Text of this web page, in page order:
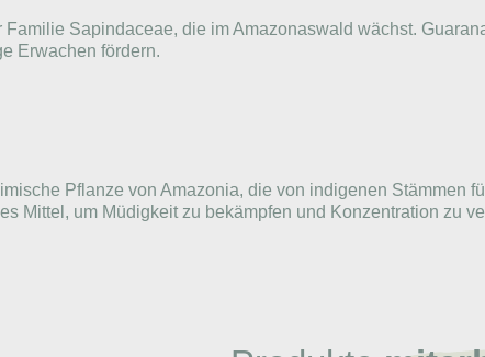
Sapindaceae, die im Amazonaswald wächst.
Erwachen fördern.
Pflanze von Amazonia, die von indigenen Stämmen
Mittel, um Müdigkeit zu bekämpfen und Konzentration zu